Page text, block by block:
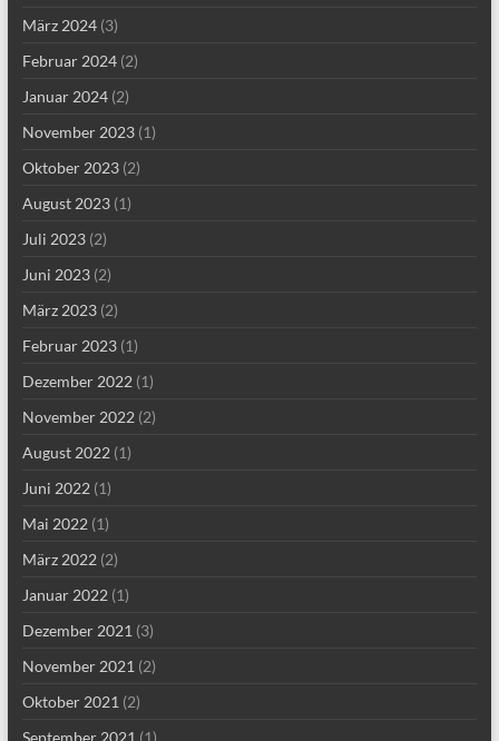
März 2024(3)
Februar 2024(2)
Januar 2024(2)
November 2023(1)
Oktober 2023(2)
August 2023(1)
Juli 2023(2)
Juni 2023(2)
März 2023(2)
Februar 2023(1)
Dezember 2022(1)
November 2022(2)
August 2022(1)
Juni 2022(1)
Mai 2022(1)
März 2022(2)
Januar 2022(1)
Dezember 2021 (3)
November 2021 (2)
Oktober 2021 (2)
September 2021 (1)